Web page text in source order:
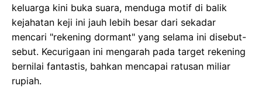
keluarga kini buka suara, menduga motif di balik
kejahatan keji ini jauh lebih besar dari sekadar
mencari "rekening dormant" yang selama ini disebut-
sebut. Kecurigaan ini mengarah pada target rekening
bernilai fantastis, bahkan mencapai ratusan miliar
rupiah.